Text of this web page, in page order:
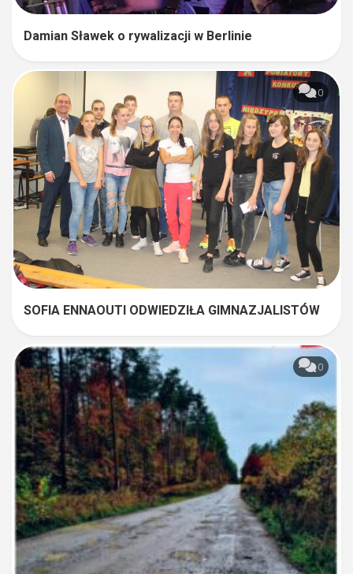
Damian Sławek o rywalizacji w Berlinie
0
SOFIA ENNAOUTI ODWIEDZIŁA GIMNAZJALISTÓW
0